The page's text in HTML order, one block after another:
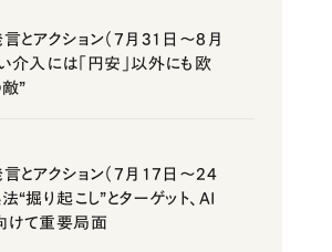
とアクション（7月31日～8月
介入には「円安」以外にも欧
”
言とアクション（7月17日～24
“掘り起こし”とターゲット、AI
けて重要局面